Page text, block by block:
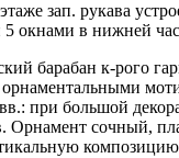
зап. рукава
окнами в нижней
барабан к-рого
при большой
сочный,